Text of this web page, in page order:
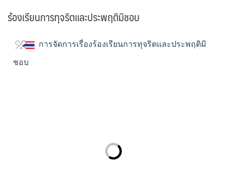
ร้องเรียนการทุจริตและประพฤติมิชอบ
การจัดการเรื่องร้องเรียนการทุจริตและประพฤติมิ
ชอบ